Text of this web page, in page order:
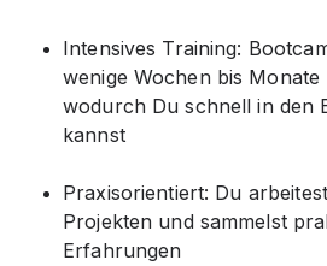
Intensives Training:
wenige Wochen bis
wodurch Du schnell in den
kannst
Praxisorientiert: Du
Projekten und sammelst
Erfahrungen